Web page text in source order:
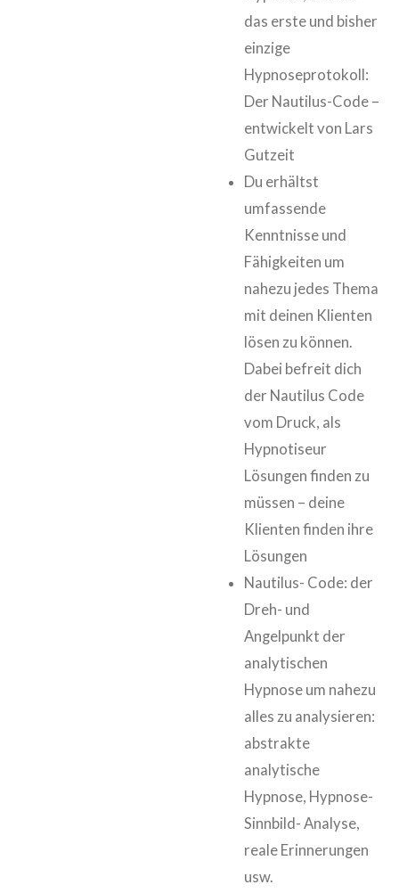
das erste und bisher
einzige
Hypnoseprotokoll:
Der Nautilus-Code –
entwickelt von Lars
Gutzeit
Du erhältst
umfassende
Kenntnisse und
Fähigkeiten um
nahezu jedes Thema
mit deinen Klienten
lösen zu können.
Dabei befreit dich
der Nautilus Code
vom Druck, als
Hypnotiseur
Lösungen finden zu
müssen – deine
Klienten finden ihre
Lösungen
Nautilus- Code: der
Dreh- und
Angelpunkt der
analytischen
Hypnose um nahezu
alles zu analysieren:
abstrakte
analytische
Hypnose, Hypnose-
Sinnbild- Analyse,
reale Erinnerungen
usw.